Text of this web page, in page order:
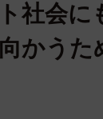
社会
かうた